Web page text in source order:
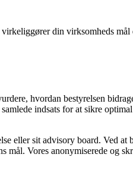
din virksomheds
hvordan bestyrelsen
indsats for at sikre
eller sit advisory board. Ved at
mål. Vores anonymiserede og